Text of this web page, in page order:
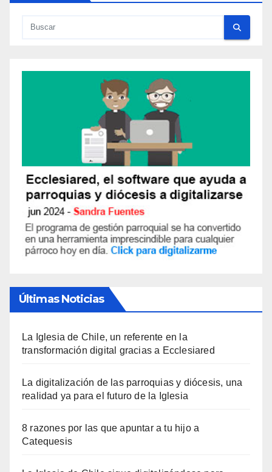
Últimas Noticias
La Iglesia de Chile, un referente en la
transformación digital gracias a Ecclesiared
La digitalización de las parroquias y diócesis, una
realidad ya para el futuro de la Iglesia
8 razones por las que apuntar a tu hijo a
Catequesis